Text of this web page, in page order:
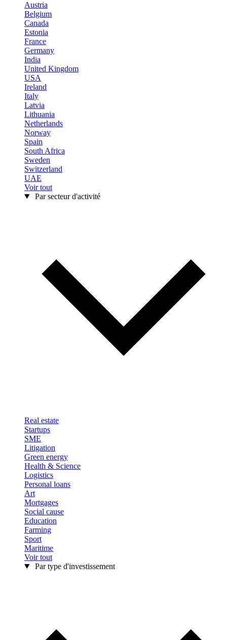
Austria
Belgium
Canada
Estonia
France
Germany
India
United Kingdom
USA
Ireland
Italy
Latvia
Lithuania
Netherlands
Norway
Spain
South Africa
Sweden
Switzerland
UAE
Voir tout
Par secteur d'activité
Real estate
Startups
SME
Litigation
Green energy
Health & Science
Logistics
Personal loans
Art
Mortgages
Social cause
Education
Farming
Sport
Maritime
Voir tout
Par type d'investissement